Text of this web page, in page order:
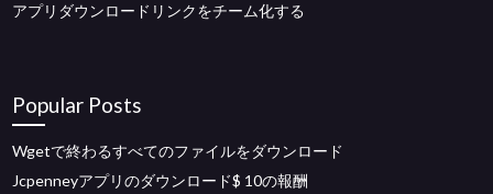
アプリダウンロードリンクをチーム化する
Popular Posts
Wgetで終わるすべてのファイルをダウンロード
Jcpenneyアプリのダウンロード$ 10の報酬